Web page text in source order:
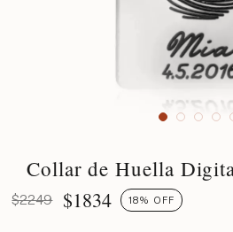
Collar de Huella
$2249 $1834 18% OFF